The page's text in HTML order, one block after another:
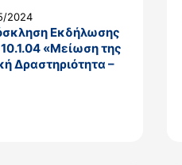
2024
Εκδήλωσης
«Μείωση της
Δραστηριότητα –